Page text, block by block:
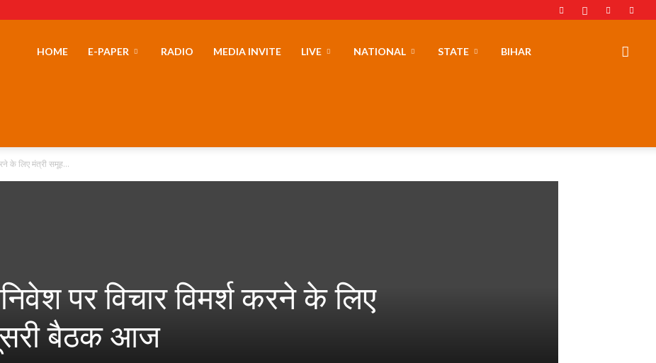
MotherLandHOME E-PAPER RADIO MEDIA INVITE LIVE NATIONAL STATE BIHAR
के लिए मंत्री समू​ह...
पर विचार विमर्श करने के लिए
बैठक आज